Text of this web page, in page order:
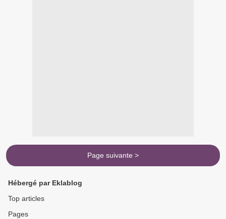
Page suivante >
Hébergé par Eklablog
Top articles
Pages